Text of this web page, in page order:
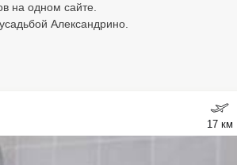
на одном сайте.
Александрино.
17 км